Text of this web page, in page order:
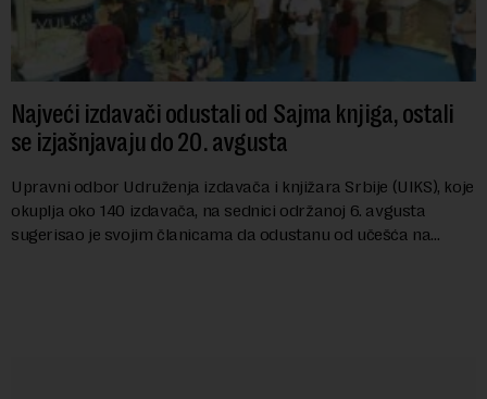
Najveći izdavači odustali od Sajma knjiga, ostali
se izjašnjavaju do 20. avgusta
Upravni odbor Udruženja izdavača i knjižara Srbije (UIKS), koje
okuplja oko 140 izdavača, na sednici održanoj 6. avgusta
sugerisao je svojim članicama da odustanu od učešća na